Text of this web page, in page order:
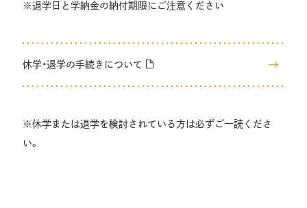
※退学日と学納金の納付期限にご注意ください
休学・退学の手続きについて
※休学または退学を検討されている方は必ずご一読くださ
い。